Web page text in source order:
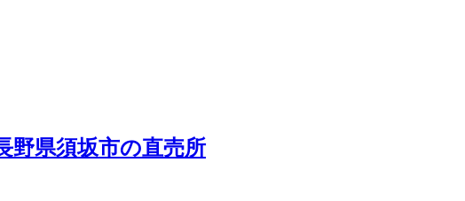
野県須坂市の直売所